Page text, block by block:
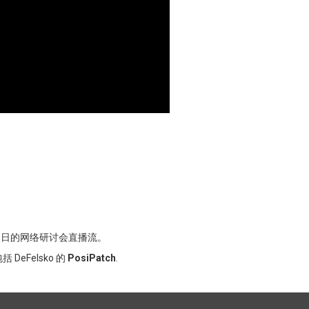
的网络研讨会直播流。
DeFelsko 的 PosiPatch.